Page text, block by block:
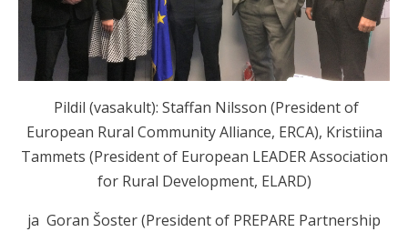
Pildil (vasakult): Staffan Nilsson (President of
European Rural Community Alliance, ERCA), Kristiina
Tammets (President of European LEADER Association
for Rural Development, ELARD)
ja Goran Šoster (President of PREPARE Partnership